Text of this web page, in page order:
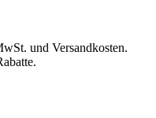
und Versandkosten.